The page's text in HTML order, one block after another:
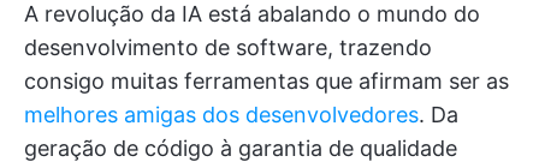
A revolução da IA está abalando o mundo do
desenvolvimento de software, trazendo
consigo muitas ferramentas que afirmam ser as
melhores amigas dos desenvolvedores. Da
geração de código à garantia de qualidade